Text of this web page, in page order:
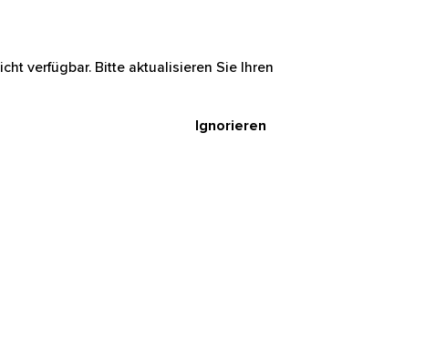
verfügbar. Bitte aktualisieren Sie Ihren
Ignorieren